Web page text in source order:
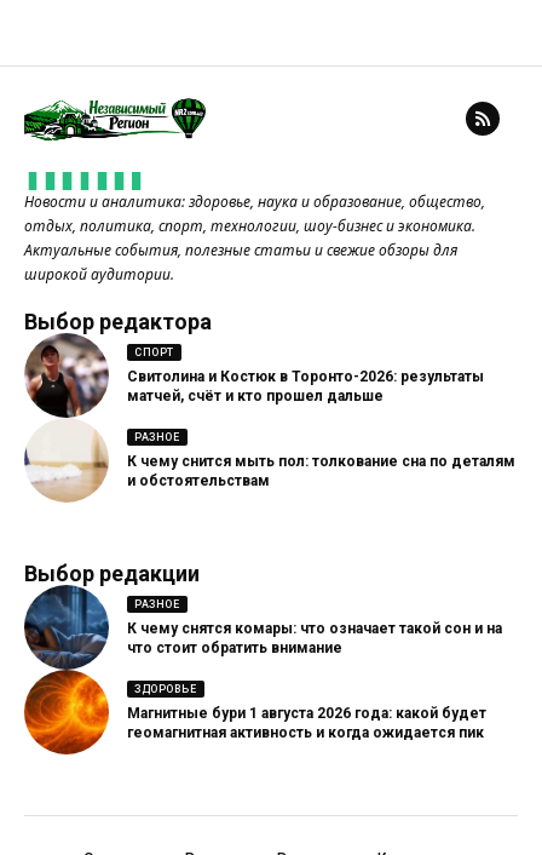
Новости и аналитика: здоровье, наука и образование, общество,
отдых, политика, спорт, технологии, шоу-бизнес и экономика.
Актуальные события, полезные статьи и свежие обзоры для
широкой аудитории.
Выбор редактора
СПОРТ
Свитолина и Костюк в Торонто-2026: результаты
матчей, счёт и кто прошел дальше
РАЗНОЕ
К чему снится мыть пол: толкование сна по деталям
и обстоятельствам
Выбор редакции
РАЗНОЕ
К чему снятся комары: что означает такой сон и на
что стоит обратить внимание
ЗДОРОВЬЕ
Магнитные бури 1 августа 2026 года: какой будет
геомагнитная активность и когда ожидается пик